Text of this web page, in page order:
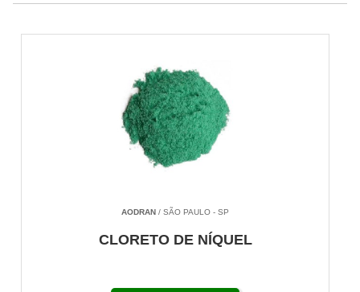
AODRAN / SÃO PAULO - SP
CLORETO DE NÍQUEL